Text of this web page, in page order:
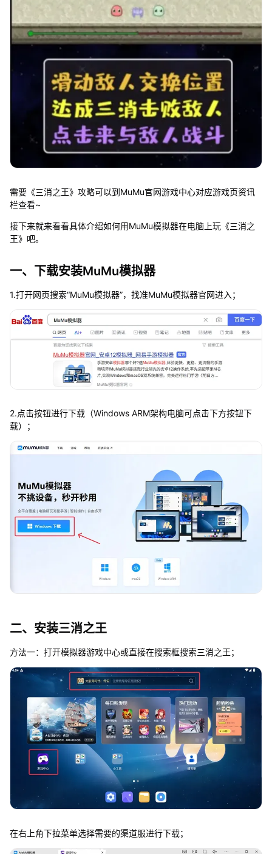
需要《三消之王》攻略可以到MuMu官网游戏中心对应游戏页资讯
栏查看~
接下来就来看看具体介绍如何用MuMu模拟器在电脑上玩《三消之
王》吧。
一、下载安装MuMu模拟器
1.打开网页搜索“MuMu模拟器”，找准MuMu模拟器官网进入；
2.点击按钮进行下载（Windows ARM架构电脑可点击下方按钮下
载）；
二、安装三消之王
方法一：打开模拟器游戏中心或直接在搜索框搜索三消之王；
在右上角下拉菜单选择需要的渠道服进行下载；